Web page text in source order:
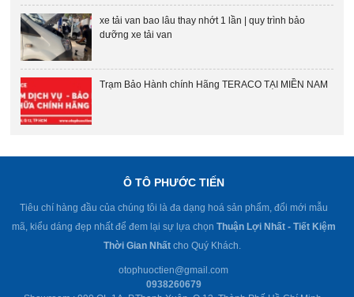
xe tải van bao lâu thay nhớt 1 lần | quy trình bảo
dưỡng xe tải van
Trạm Bảo Hành chính Hãng TERACO TẠI MIỀN NAM
Ô TÔ PHƯỚC TIẾN
Tiêu chí hàng đầu của chúng tôi là đa dạng hoá sản phẩm, đổi mới mẫu
mã, kiểu dáng đẹp nhất để đem lại sự lựa chọn Thuận Lợi Nhất - Tiết Kiệm
Thời Gian Nhất cho Quý Khách.
otophuoctien@gmail.com
0938260679